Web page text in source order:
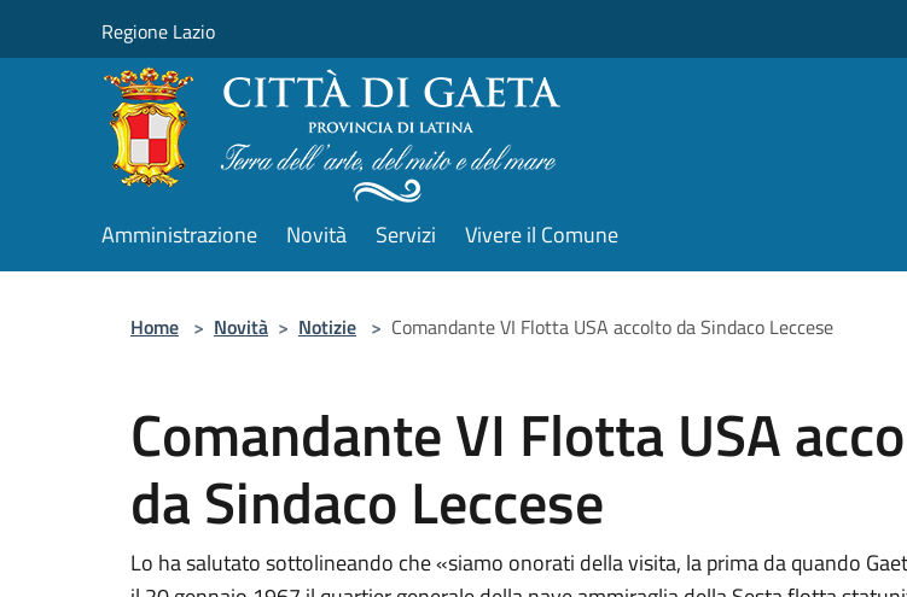
Regione Lazio
Amministrazione Novità Servizi Vivere il Comune
Home > Novità > Notizie > Comandante VI Flotta USA accolto da Sindaco Leccese
Comandante VI Flotta USA
da Sindaco Leccese
Lo ha salutato sottolineando che «siamo onorati della visita, la prima da quando